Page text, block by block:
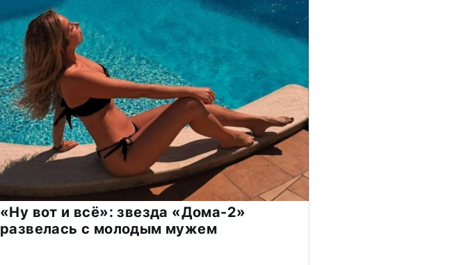
«Ну вот и всё»: звезда «Дома-2»
развелась с молодым мужем